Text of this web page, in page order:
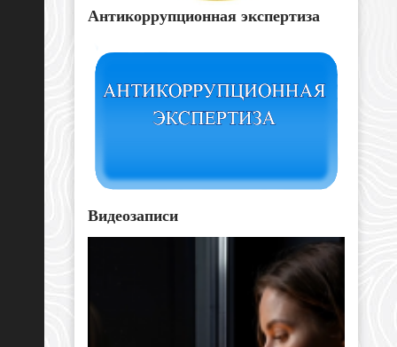
Антикоррупционная экспертиза
Видеозаписи